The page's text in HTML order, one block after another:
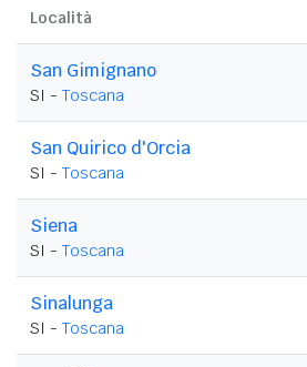
Località
San Gimignano
SI - Toscana
San Quirico d'Orcia
SI - Toscana
Siena
SI - Toscana
Sinalunga
SI - Toscana